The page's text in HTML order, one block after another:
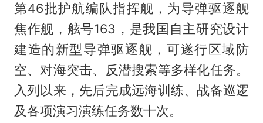
第46批护航编队指挥舰，为导弹驱逐舰
焦作舰，舷号163，是我国自主研究设计
建造的新型导弹驱逐舰，可遂行区域防
空、对海突击、反潜搜索等多样化任务。
入列以来，先后完成远海训练、战备巡逻
及各项演习演练任务数十次。